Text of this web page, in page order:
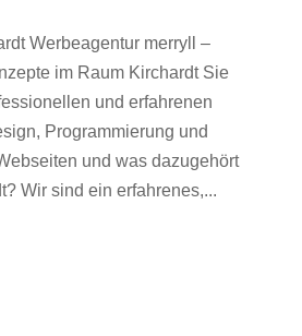
Werbeagentur merryll –
im Raum Kirchardt Sie
und erfahrenen
Programmierung und
und was dazugehört
Wir sind ein erfahrenes,...